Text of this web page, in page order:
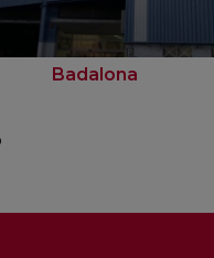
Badalona